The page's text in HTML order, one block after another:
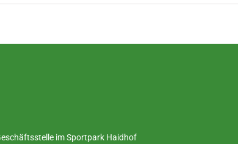
im Sportpark Haidhof